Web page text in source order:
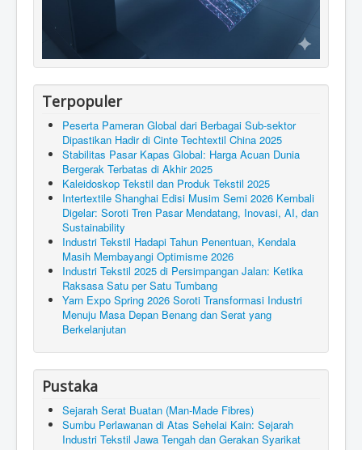
Terpopuler
Peserta Pameran Global dari Berbagai Sub-sektor
Dipastikan Hadir di Cinte Techtextil China 2025
Stabilitas Pasar Kapas Global: Harga Acuan Dunia
Bergerak Terbatas di Akhir 2025
Kaleidoskop Tekstil dan Produk Tekstil 2025
Intertextile Shanghai Edisi Musim Semi 2026 Kembali
Digelar: Soroti Tren Pasar Mendatang, Inovasi, AI, dan
Sustainability
Industri Tekstil Hadapi Tahun Penentuan, Kendala
Masih Membayangi Optimisme 2026
Industri Tekstil 2025 di Persimpangan Jalan: Ketika
Raksasa Satu per Satu Tumbang
Yarn Expo Spring 2026 Soroti Transformasi Industri
Menuju Masa Depan Benang dan Serat yang
Berkelanjutan
Pustaka
Sejarah Serat Buatan (Man-Made Fibres)
Sumbu Perlawanan di Atas Sehelai Kain: Sejarah
Industri Tekstil Jawa Tengah dan Gerakan Syarikat